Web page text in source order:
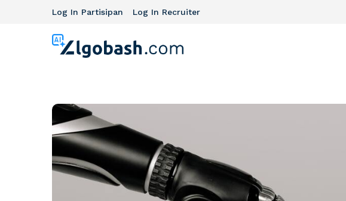
Log In Partisipan Log In Recruiter